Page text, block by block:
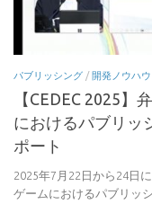
パブリッシング /開発ノウハウ
【CEDEC 2025】
におけるパブリッ
ポート
2025年7月22日から24日
ゲームにおけるパブリッ